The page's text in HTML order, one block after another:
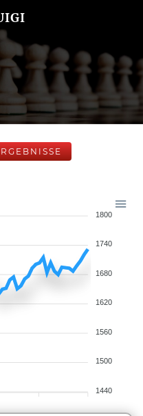
1800
1740
1680
1620
1560
1500
1440